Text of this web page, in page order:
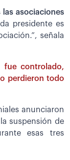
asociaciones
presidente es
señala
fue controlado,
perdieron todo
anunciaron
suspensión de
esas tres